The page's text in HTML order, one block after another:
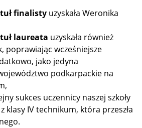
finalisty uzyskała Weronika
laureata uzyskała również
poprawiając wcześniejsze
jako jedyna
podkarpackie na
sukces uczennicy naszej szkoły
z klasy IV technikum, która przeszła